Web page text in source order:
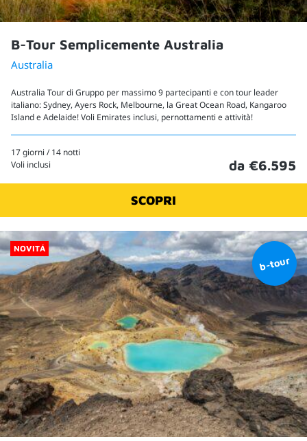
B-Tour Semplicemente Australia
Australia
Australia Tour di Gruppo per massimo 9 partecipanti e con tour leader
italiano: Sydney, Ayers Rock, Melbourne, la Great Ocean Road, Kangaroo
Island e Adelaide! Voli Emirates inclusi, pernottamenti e attività!
17 giorni / 14 notti
Voli inclusi
da €6.595
SCOPRI
NOVITÁ